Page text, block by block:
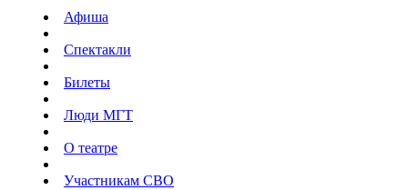
Афиша
Спектакли
Билеты
Люди МГТ
О театре
Участникам СВО